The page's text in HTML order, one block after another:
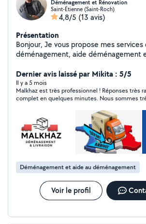
Déménagement et Rénovation
Saint-Étienne (Saint-Roch)
4,8/5 (13 avis)
Présentation
Bonjour, Je vous propose mes services
déménagement, aide déménagement et
N'hésitez pas à me contacter pour un
Dernier avis laissé par Mikita : 5/5
Il y a 5 mois
Malkhaz est très professionnel ! Réponses très
complet en quelques minutes. Nous sommes
Très organisé et poli. Je le recommande
Déménagement et aide au déménagement
Voir le profil